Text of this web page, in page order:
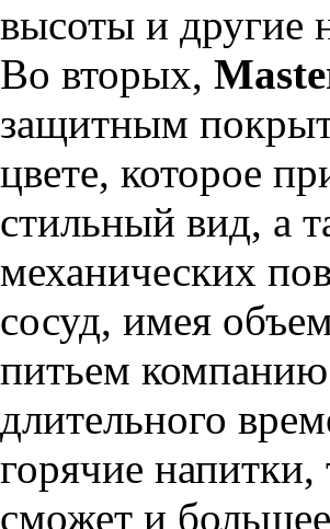
высоты и другие
Во вторых,
защитным
цвете, которое
стильный вид, а
механических
сосуд, имея
питьем компанию
длительного
горячие
сможет и